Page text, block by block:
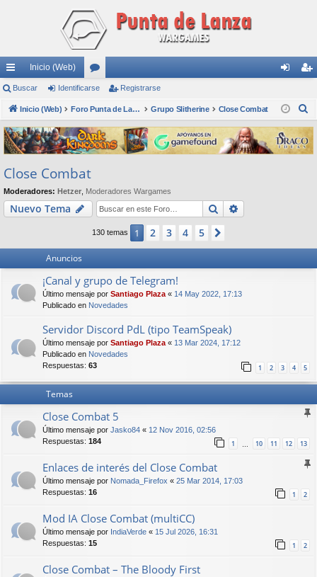
nl
ac
es
rá
pi
do
s
Inicio (Web)
or
os nti
fic
ar
ist
ra
rs
Buscar Identificarse Registrarse
Inicio (Web) Foro Punta de Lanza Wargames Grupo Slitherine Close Combat
s
c
Close Combat
Moderadores: Hetzer Moderadores Wargames
Nuevo Tema Buscar
130 temas 1 2 3 4 5
Anuncios
¡Canal y grupo de Telegram!
Último mensaje por Santiago Plaza « 14 May 2022, 17:13
Publicado en Novedades
Servidor Discord PdL (tipo TeamSpeak)
Último mensaje por Santiago Plaza « 13 Mar 2024, 17:12
Publicado en Novedades
Respuestas: 63 1 2 3 4 5
Temas
Close Combat 5
Último mensaje por Jasko84 « 12 Nov 2016, 02:56
Respuestas: 184 1 10 11 12 13
Enlaces de interés del Close Combat
Último mensaje por Nomada_Firefox « 25 Mar 2014, 17:03
Respuestas: 16 1 2
Mod IA Close Combat (multiCC)
Último mensaje por IndiaVerde « 15 Jul 2026, 16:31
Respuestas: 15 1 2
Close Combat – The Bloody First